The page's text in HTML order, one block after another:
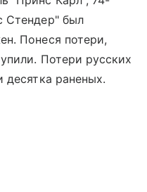
Стендер" был
Понеся потери,
Потери русских
раненых.